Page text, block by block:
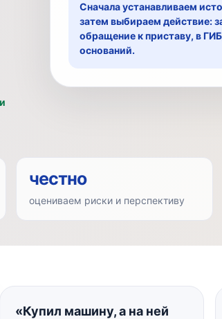
Сначала устанавливаем
затем выбираем действие:
обращение к приставу, в
оснований.
честно
оцениваем риски и перспективу
«Купил машину, а на ней